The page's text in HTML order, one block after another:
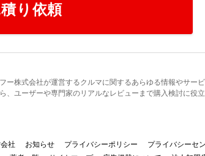
り依頼
ー株式会社が運営するクルマに関するあらゆる情報やサービ
、ユーザーや専門家のリアルなレビューまで購入検討に役
社 お知らせ プライバシーポリシー プライバシーセ